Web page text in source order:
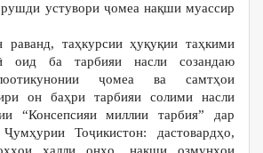
устувори ҷомеа нақши муассир
таҳкурсии ҳуқуқии таҳкими
оид ба тарбияи насли созандаю
ҷомеа ва самтҳои
он баҳри тарбияи солими насли
“Консепсияи миллии тарбия” дар
Тоҷикистон: дастовардҳо,